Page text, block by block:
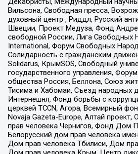
Вильсона, Свободная пресса,
духовный центр , Риддл, Русский
Швеции, Проект Медуза, Фонд
свободной России, Лига Свободных
International, Форум Свободных
Солидарность с гражданским
Solidarus, КрымSOS, Свободный
государственного управления,
общества Россия, Беллона, Союз
Тисима и Хабомаи, Съезд народных
Интернешнл, Фонд борьбы с
церквей TCCN, Агора, Всемирный
Novaja Gazeta-Europe, Алтай проект,
прав человека Чернигов, Фонд Дом
Белорусский дом прав человека
Дом прав человека Тбилиси, Дом